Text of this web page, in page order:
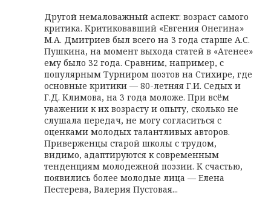
Другой немаловажный аспект: возраст самого
критика. Критиковавший «Евгения Онегина»
М.А. Дмитриев был всего на 3 года старше А.С.
Пушкина, на момент выхода статей в «Атенее»
ему было 32 года. Сравним, например, с
популярным Турниром поэтов на Стихире, где
основные критики — 80-летняя Г.И. Седых и
Г.Д. Климова, на 3 года моложе. При всём
уважении к их возрасту и опыту, сколько не
слушала передач, не могу согласиться с
оценками молодых талантливых авторов.
Приверженцы старой школы с трудом,
видимо, адаптируются к современным
тенденциям молодежной поэзии. К счастью,
появились более молодые лица — Елена
Пестерева, Валерия Пустовая...